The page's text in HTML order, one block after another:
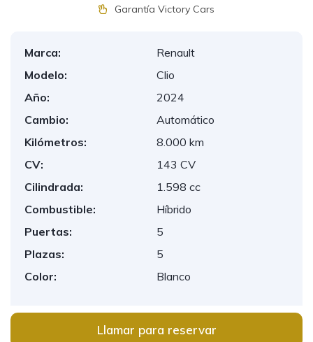
Garantía Victory Cars
Marca:
Renault
Modelo:
Clio
Año:
2024
Cambio:
Automático
Kilómetros:
8.000 km
CV:
143 CV
Cilindrada:
1.598 cc
Combustible:
Híbrido
Puertas:
5
Plazas:
5
Color:
Blanco
Llamar para reservar